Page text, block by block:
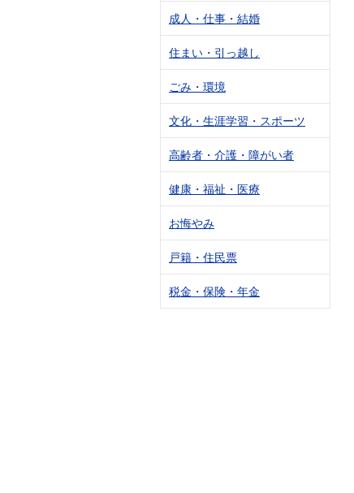
成人・仕事・結婚
住まい・引っ越し
ごみ・環境
文化・生涯学習・スポーツ
高齢者・介護・障がい者
健康・福祉・医療
お悔やみ
戸籍・住民票
税金・保険・年金